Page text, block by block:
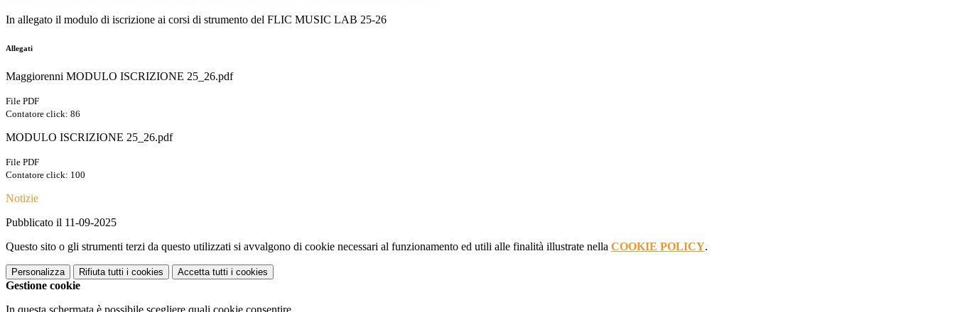
In allegato il modulo di iscrizione ai corsi di strumento del FLIC MUSIC LAB 25-26
Allegati
Maggiorenni MODULO ISCRIZIONE 25_26.pdf
File PDF
Contatore click: 86
MODULO ISCRIZIONE 25_26.pdf
File PDF
Contatore click: 100
Notizie
Pubblicato il 11-09-2025
Questo sito o gli strumenti terzi da questo utilizzati si avvalgono di cookie necessari al funzionamento ed utili alle finalità illustrate nella COOKIE POLICY.
Personalizza Rifiuta tutti i cookies Accetta tutti i cookies
Gestione cookie
In questa schermata è possibile scegliere quali cookie consentire.